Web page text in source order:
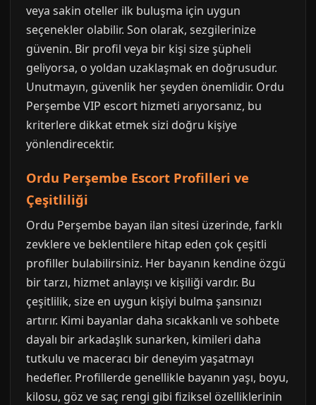
veya sakin oteller ilk buluşma için uygun
seçenekler olabilir. Son olarak, sezgilerinize
güvenin. Bir profil veya bir kişi size şüpheli
geliyorsa, o yoldan uzaklaşmak en doğrusudur.
Unutmayın, güvenlik her şeyden önemlidir. Ordu
Perşembe VIP escort hizmeti arıyorsanız, bu
kriterlere dikkat etmek sizi doğru kişiye
yönlendirecektir.
Ordu Perşembe Escort Profilleri ve
Çeşitliliği
Ordu Perşembe bayan ilan sitesi üzerinde, farklı
zevklere ve beklentilere hitap eden çok çeşitli
profiller bulabilirsiniz. Her bayanın kendine özgü
bir tarzı, hizmet anlayışı ve kişiliği vardır. Bu
çeşitlilik, size en uygun kişiyi bulma şansınızı
artırır. Kimi bayanlar daha sıcakkanlı ve sohbete
dayalı bir arkadaşlık sunarken, kimileri daha
tutkulu ve maceracı bir deneyim yaşatmayı
hedefler. Profillerde genellikle bayanın yaşı, boyu,
kilosu, göz ve saç rengi gibi fiziksel özelliklerinin